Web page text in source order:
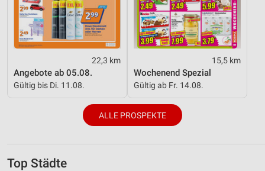
22,3 km
Angebote ab 05.08.
Gültig bis Di. 11.08.
15,5 km
Wochenend Spezial
Gültig ab Fr. 14.08.
ALLE PROSPEKTE
Top Städte